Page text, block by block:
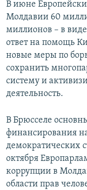
В июне
Молдавии 60
миллионов – в виде
ответ на помощь
новые меры по
сохранить
систему и
деятельность.
В Брюсселе
финансирования
демократических
октября
коррупции в
области прав